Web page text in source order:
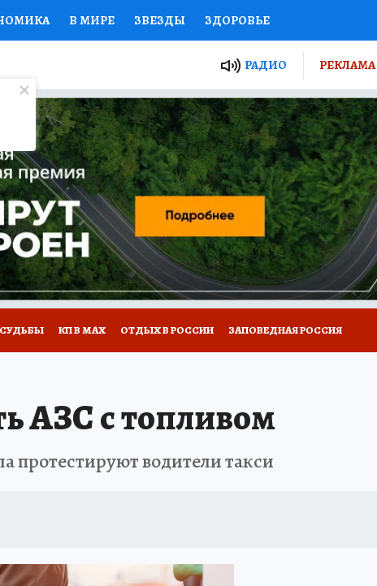
В МИРЕ ЗВЕЗДЫ ЗДОРОВЬЕ
НАЦИОНАЛЬНЫЕ ПРОЕКТЫ РОССИИ
СЕМЬЯ ЖЕНСКИЕ СЕКРЕТЫ ПУТЕВОДИТЕЛЬ
СПЕЦПРОЕКТЫ ДЕФИЦИТ ЖЕЛЕЗА ТУРИЗМ
РАБОТА У НАС ГИД ПОТРЕБИТЕЛЯ ВСЕ О КП
РАДИО РЕКЛАМА
КП В МАХ ОТДЫХ В РОССИИ ЗАПОВЕДНАЯ РОССИЯ
АЗС с топливом
протестируют водители такси